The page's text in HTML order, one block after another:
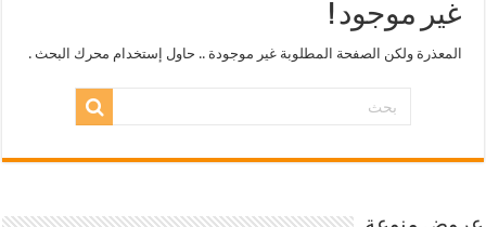
غير موجود !
المعذرة ولكن الصفحة المطلوبة غير موجودة .. حاول إستخدام محرك البحث .